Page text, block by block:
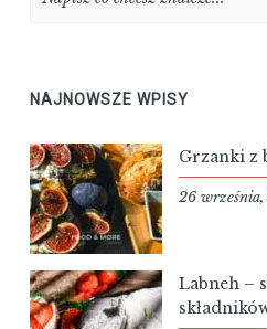
NAJNOWSZE WPISY
Grzanki z
26
Labneh –